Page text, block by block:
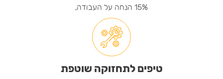
15% הנחה על העבודה,
טיפים לתחזוקה שוטפת